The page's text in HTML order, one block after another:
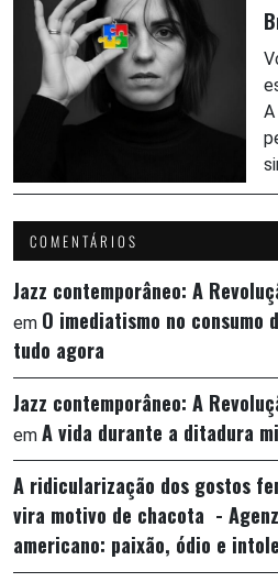
COMENTÁRIOS
Jazz contemporâneo: A
em O imediatismo no consumo
tudo agora
Jazz contemporâneo: A
em A vida durante a ditadura
A ridicularização dos gostos
vira motivo de chacota -
americano: paixão, ódio e